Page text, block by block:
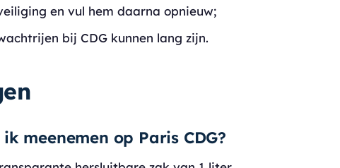
en vul hem daarna opnieuw;
bij CDG kunnen lang zijn.
meenemen op Paris CDG?